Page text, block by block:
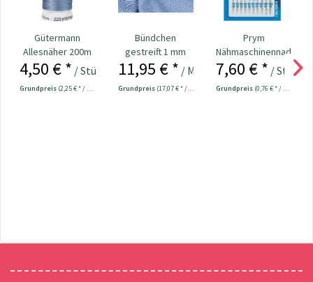
Gütermann
Allesnäher 200m
Fb. 074 - hell
jeansblau
4,50 € * / Stück
Grundpreis (2,25 € * / 100 Meter)
Bündchen
gestreift 1 mm
jeansblau /
11,95 € * / Meter
Grundpreis (17,07 € * / 1 m²)
Prym
Nähmaschinennadeln
130/705
Universal...
7,60 € * / Stück
Grundpreis (0,76 € * / 1 Stück)